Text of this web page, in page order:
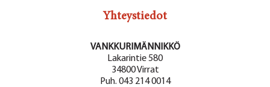
Yhteystiedot
VANKKURIMÄNNIKKÖ
Lakarintie 580
34800 Virrat
Puh. 043 214 0014